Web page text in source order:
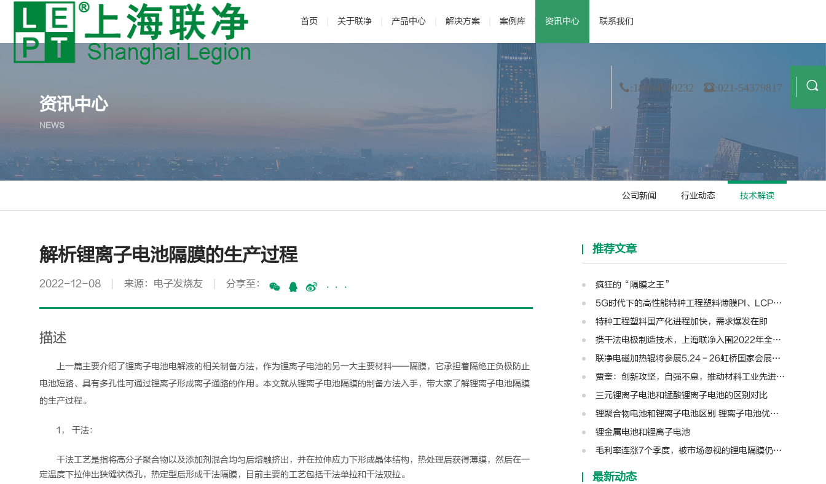
首页 关于联净
· 研发与专利
产品中心 解决方案
· 新材料
案例库 资讯中心 联系我们
:18964530232 :021-54379817
资讯中心
NEWS
公司新闻 行业动态 技术解读
解析锂离子电池隔膜的生产过程
2022-12-08 来源：电子发烧友 分享至： ···
描述
上一篇主要介绍了锂离子电池电解液的相关制备方法，作为锂离子电池的另一大主要材料——隔膜，它承担着隔绝正负极防止
电池短路、具有多孔性可通过锂离子形成离子通路的作用。本文就从锂离子电池隔膜的制备方法入手，带大家了解锂离子电池隔膜
的生产过程。
1， 干法：
干法工艺是指将高分子聚合物以及添加剂混合均匀后熔融挤出，并在拉伸应力下形成晶体结构，热处理后获得薄膜，然后在一
定温度下拉伸出狭缝状微孔，热定型后形成干法隔膜，目前主要的工艺包括干法单拉和干法双拉。
推荐文章
疯狂的“隔膜之王”
5G时代下的高性能特种工程塑料薄膜PI、LCP、PTFE、PPS、PEEK、PEN
特种工程塑料国产化进程加快，需求爆发在即
携干法电极制造技术，上海联净入围2022年全国颠覆性技术创新大赛
联净电磁加热辊将参展5.24－26虹桥国家会展中心第十三届模切展
贾奎：创新攻坚，自强不息，推动材料工业先进装备迈向新高度 | 高转先锋人物
三元锂离子电池和锰酸锂离子电池的区别对比
锂聚合物电池和锂离子电池区别 锂离子电池优缺点和充电注意
锂金属电池和锂离子电池
毛利率连涨7个季度，被市场忽视的锂电隔膜仍是盈利王者？| 见智研究
最新动态